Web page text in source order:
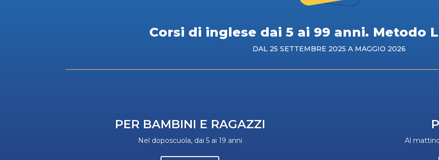
Corsi di inglese dai 5 ai 99 anni. Metodo
DAL 25 SETTEMBRE 2025 A MAGGIO 2026
PER BAMBINI E RAGAZZI
Nel doposcuola, dai 5 ai 19 anni Al